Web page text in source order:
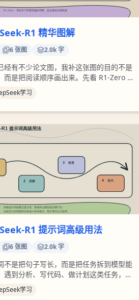
R1 精华图解
6 张图 2.0k 字
经有不少论文图，我补这张图的目的不是
而是把阅读顺序画出来。先看 R1-Zero 为
再看它为什么还需要可读性和通用能力补
理解 R1 怎样把推理能力接到真实使用
学习
R1 提示词高级用法
6 张图 2.0k 字
不是把句子写长，而是把任务拆到模型能
遇到分析、写代码、做计划这类任务，我
步骤，再让它逐步处理，最后单独做一次
比一次性要求“给我完美答案”可靠很多。
学习